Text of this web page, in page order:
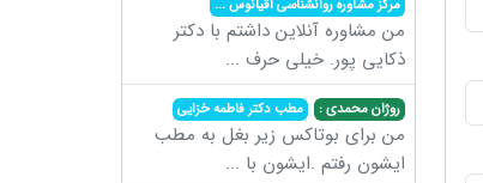
مرکز مشاوره روانشناسی اقیانوس...
من مشاوره آنلاین داشتم با دکتر
ذکایی پور. خیلی حرف ...
روژان محمدی : مطب دکتر فاطمه خزایی
من برای بوتاکس زیر بغل به مطب
ایشون رفتم .ایشون با ...